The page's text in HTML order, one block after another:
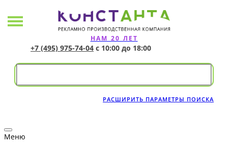
НАМ 20 ЛЕТ
+7 (495) 975-74-04 с 10:00 до 18:00
РАСШИРИТЬ ПАРАМЕТРЫ ПОИСКА
Меню